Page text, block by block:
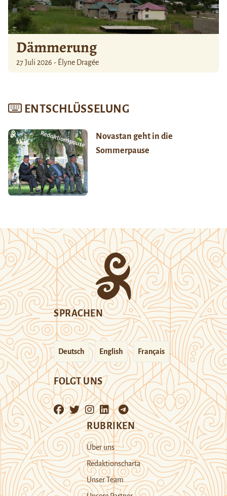
Dämmerung
27 Juli 2026 - Élyne Dragée
ENTSCHLÜSSELUNG
Novastan geht in die
Sommerpause
SPRACHEN
Deutsch English Français
FOLGT UNS
RUBRIKEN
Über uns
Redaktionscharta
Unser Team